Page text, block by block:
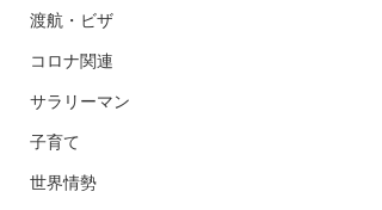
渡航・ビザ
コロナ関連
サラリーマン
子育て
世界情勢